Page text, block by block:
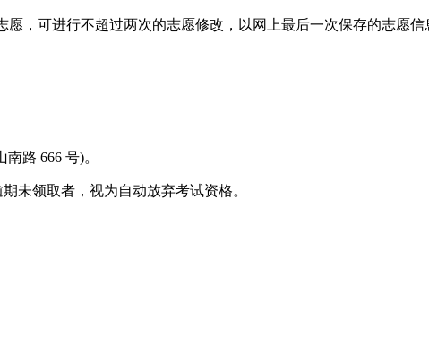
，可进行不超过两次的志愿修改，以网上最后一次保存的志愿信
路 666 号)。
领取者，视为自动放弃考试资格。